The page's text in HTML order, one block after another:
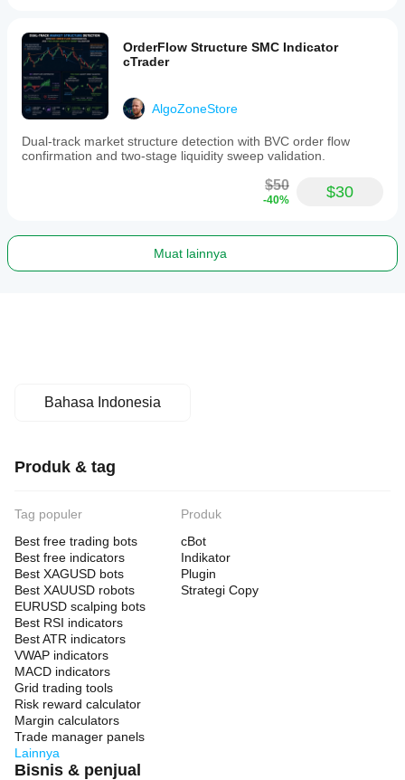
OrderFlow Structure SMC Indicator
cTrader
AlgoZoneStore
Dual-track market structure detection with BVC order flow
confirmation and two-stage liquidity sweep validation.
$50
-40% $30
Muat lainnya
Bahasa Indonesia
Produk & tag
Tag populer
Best free trading bots
Best free indicators
Best XAGUSD bots
Best XAUUSD robots
EURUSD scalping bots
Best RSI indicators
Best ATR indicators
VWAP indicators
MACD indicators
Grid trading tools
Risk reward calculator
Margin calculators
Trade manager panels
Lainnya
Produk
cBot
Indikator
Plugin
Strategi Copy
Bisnis & penjual